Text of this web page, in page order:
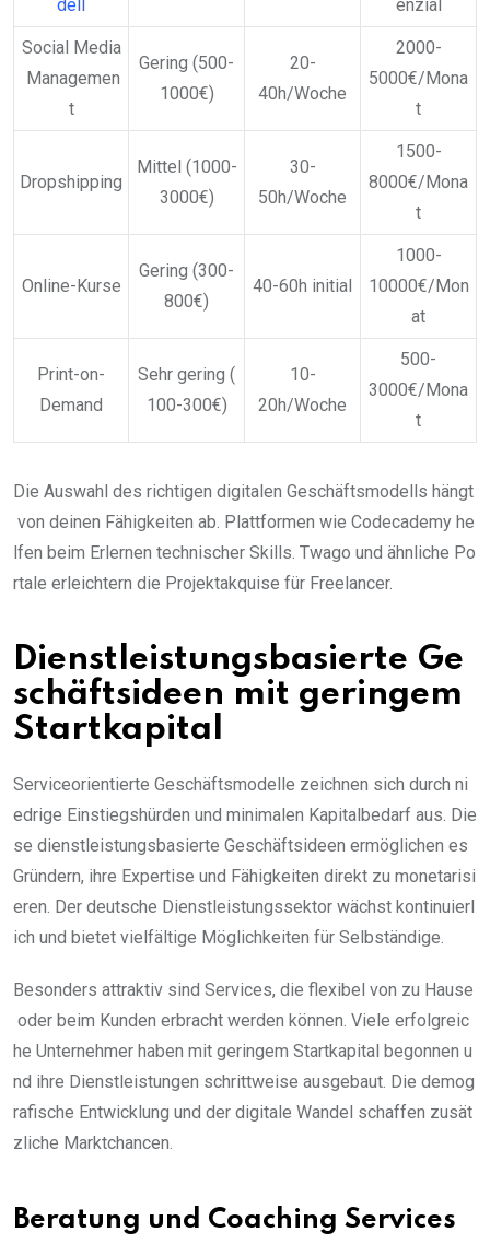
dell
enzial
Social Media
Managemen
t
Gering (500-
1000€)
20-
40h/Woche
2000-
5000€/Mona
t
Dropshipping
Mittel (1000-
3000€)
30-
50h/Woche
1500-
8000€/Mona
t
Online-Kurse
Gering (300-
800€)
40-60h initial
1000-
10000€/Mon
at
Print-on-
Demand
Sehr gering (
100-300€)
10-
20h/Woche
500-
3000€/Mona
t
Die Auswahl des richtigen digitalen Geschäftsmodells hängt
von deinen Fähigkeiten ab. Plattformen wie Codecademy he
lfen beim Erlernen technischer Skills. Twago und ähnliche Po
rtale erleichtern die Projektakquise für Freelancer.
Dienstleistungsbasierte Ge
schäftsideen mit geringem
Startkapital
Serviceorientierte Geschäftsmodelle zeichnen sich durch ni
edrige Einstiegshürden und minimalen Kapitalbedarf aus. Die
se dienstleistungsbasierte Geschäftsideen ermöglichen es
Gründern, ihre Expertise und Fähigkeiten direkt zu monetarisi
eren. Der deutsche Dienstleistungssektor wächst kontinuierl
ich und bietet vielfältige Möglichkeiten für Selbständige.
Besonders attraktiv sind Services, die flexibel von zu Hause
oder beim Kunden erbracht werden können. Viele erfolgreic
he Unternehmer haben mit geringem Startkapital begonnen u
nd ihre Dienstleistungen schrittweise ausgebaut. Die demog
rafische Entwicklung und der digitale Wandel schaffen zusät
zliche Marktchancen.
Beratung und Coaching Services